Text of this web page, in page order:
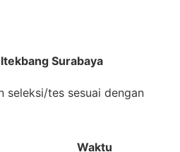
Surabaya
seleksi/tes sesuai dengan
Waktu